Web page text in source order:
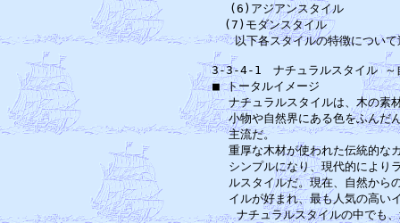
(6)アジ
(7)モダ
以下各スタイル
3-3-4-1　ナチュラルスタイル
■ トー
ナチュラルスタイルは、木の素
小物や自然界にある色をふんだ
主
重厚な木材が使われた伝統的な
シンプルになり、現代的により
ルスタイルだ。現在、自然から
イルが好まれ、最も人
ナチュラルスタイルの中でも、